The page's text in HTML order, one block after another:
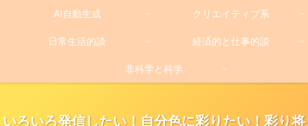
いろいろ発信したい！自分色に彩りたい！彩り将
AI自動生成 クリエイティブ系
日常生活的談 経済的と仕事的談
非科学と科学